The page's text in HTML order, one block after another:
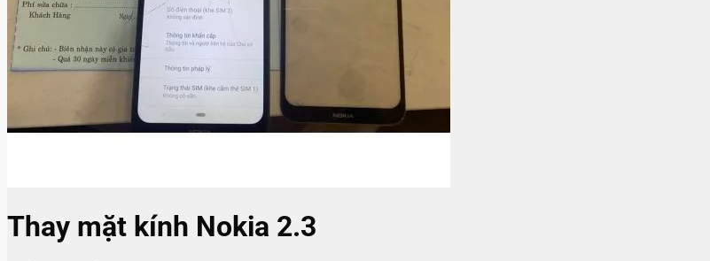
Thay mặt kính Nokia 2.3